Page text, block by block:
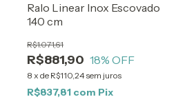
Ralo Linear Inox Escovado
140 cm
R$881,90
R$1.071,61
18% OFF
8 x de R$110,24 sem juros
R$837,81 com Pix